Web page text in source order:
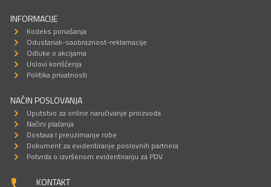
INFORMACIJE
Kodeks ponašanja
Odustanak-saobraznost-reklamacije
Odluke o akcijama
Uslovi korišćenja
Politika privatnosti
NAČIN POSLOVANJA
Uputstvo za online naručivanje proizvoda
Načini plaćanja
Dostava I preuzimanje robe
Dokument za evidentiranje poslovnih partnera
Potvrda o izvršenom evidentiranju za PDV
KONTAKT